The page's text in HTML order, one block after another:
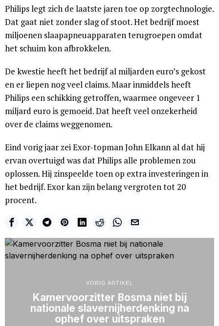
Philips legt zich de laatste jaren toe op zorgtechnologie.
Dat gaat niet zonder slag of stoot. Het bedrijf moest
miljoenen slaapapneuapparaten terugroepen omdat
het schuim kon afbrokkelen.
De kwestie heeft het bedrijf al miljarden euro’s gekost
en er liepen nog veel claims. Maar inmiddels heeft
Philips een schikking getroffen, waarmee ongeveer 1
miljard euro is gemoeid. Dat heeft veel onzekerheid
over de claims weggenomen.
Eind vorig jaar zei Exor-topman John Elkann al dat hij
ervan overtuigd was dat Philips alle problemen zou
oplossen. Hij zinspeelde toen op extra investeringen in
het bedrijf. Exor kan zijn belang vergroten tot 20
procent.
VORIG ARTIKEL
Kamervoorzitter Bosma niet bij
nationale slavernijherdenking na
ophef over uitspraken